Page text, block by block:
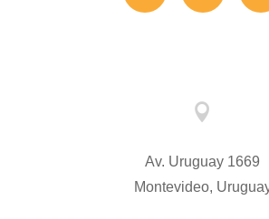

Av. Uruguay 1669
Montevideo,